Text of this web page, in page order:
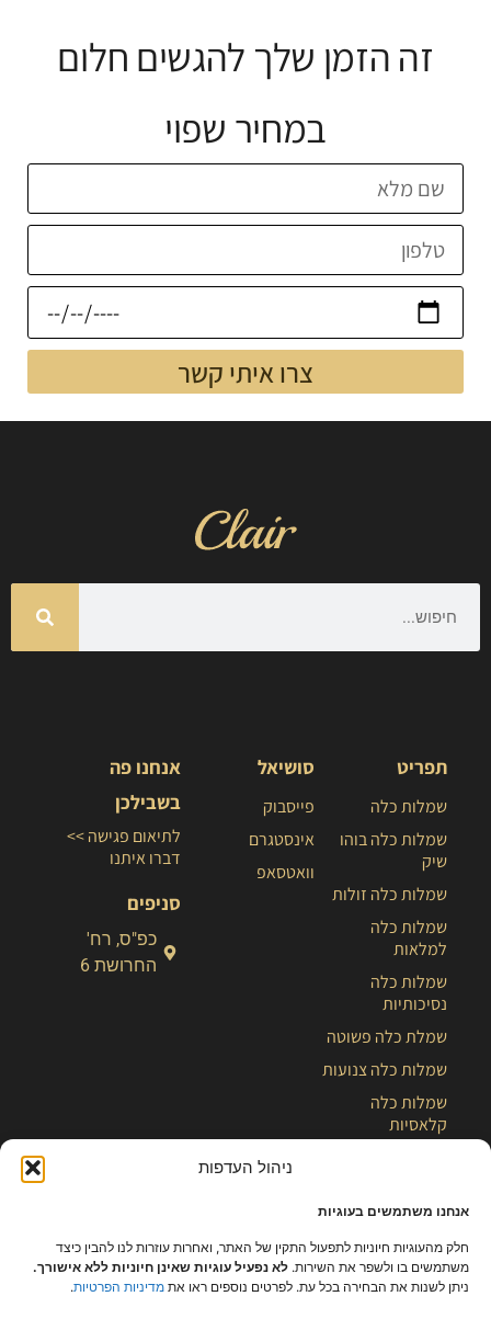
ניהול העדפות
אנחנו משתמשים בעוגיות
חלק מהעוגיות חיוניות לתפעול התקין של האתר, ואחרות עוזרות לנו להבין כיצד
משתמשים בו ולשפר את השירות. לא נפעיל עוגיות שאינן חיוניות ללא אישורך.
ניתן לשנות את הבחירה בכל עת. לפרטים נוספים ראו את מדיניות הפרטיות.
זה הזמן שלך להגשים חלום
במחיר שפוי
צרו איתי קשר
תפריט
שמלות כלה
שמלות כלה בוהו
שיק
שמלות כלה זולות
שמלות כלה
למלאות
שמלות כלה
נסיכותיות
שמלת כלה פשוטה
שמלות כלה צנועות
שמלות כלה
קלאסיות
שמלת כלה
בלוג
סושיאל
פייסבוק
אינסטגרם
וואטסאפ
אנחנו פה
בשבילכן
לתיאום פגישה >>
דברו איתנו
סניפים
כפ"ס, רח'
החרושת 6